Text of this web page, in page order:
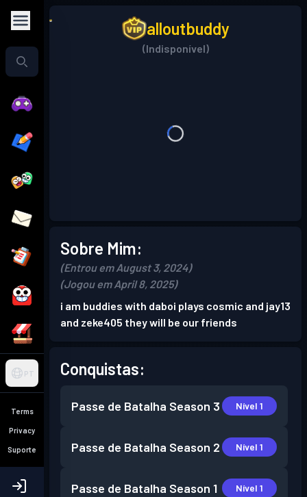
PT
Terms
Privacy
Suporte
alloutbuddy
(Indisponível)
Sobre Mim:
(Entrou em August 3, 2024)
(Jogou em April 8, 2025)
i am buddies with daboi plays cosmic and jay13
and zeke405 they will be our friends
Conquistas:
Passe de Batalha Season 3 Nível 1
Passe de Batalha Season 2 Nível 1
Passe de Batalha Season 1 Nível 1